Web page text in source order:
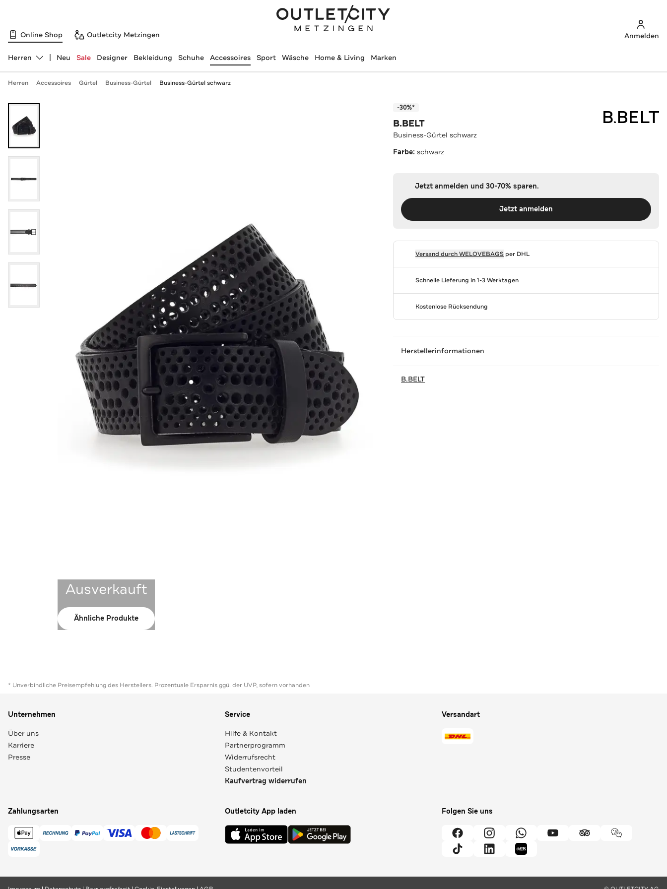
Online Shop Outletcity Metzingen Anmelden
Abteilung ändern, ausgewählt:
Herren Neu Sale Designer Bekleidung Schuhe Accessoires Sport Wäsche Home & Living Marken
Herren Accessoires Gürtel Business-Gürtel Business-Gürtel schwarz
Ausverkauft
Ähnliche Produkte
-30%*
B.BELT
Business-Gürtel schwarz
Farbe: schwarz
Jetzt anmelden und 30-70% sparen.
Jetzt anmelden
Versand durchWELOVEBAGS per DHL
Schnelle Lieferung in 1-3 Werktagen
Kostenlose Rücksendung
Herstellerinformationen
B.BELT
* Unverbindliche Preisempfehlung des Herstellers. Prozentuale Ersparnis ggü. der UVP, sofern vorhanden
Unternehmen
Über uns
Karriere
Presse
Service
Hilfe & Kontakt
Partnerprogramm
Widerrufsrecht
Studentenvorteil
Kaufvertrag widerrufen
Versandart
Zahlungsarten Outletcity App laden Folgen Sie uns